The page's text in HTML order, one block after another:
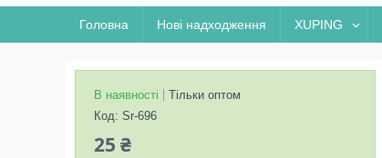
Головна Нові надходження XUPING
В наявності
Тільки оптом
Код: Sr-696
25 ₴